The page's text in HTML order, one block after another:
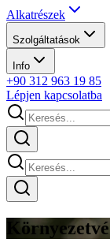
Alkatrészek
Szolgáltatások
Info
+90 312 963 19 85
Lépjen kapcsolatba